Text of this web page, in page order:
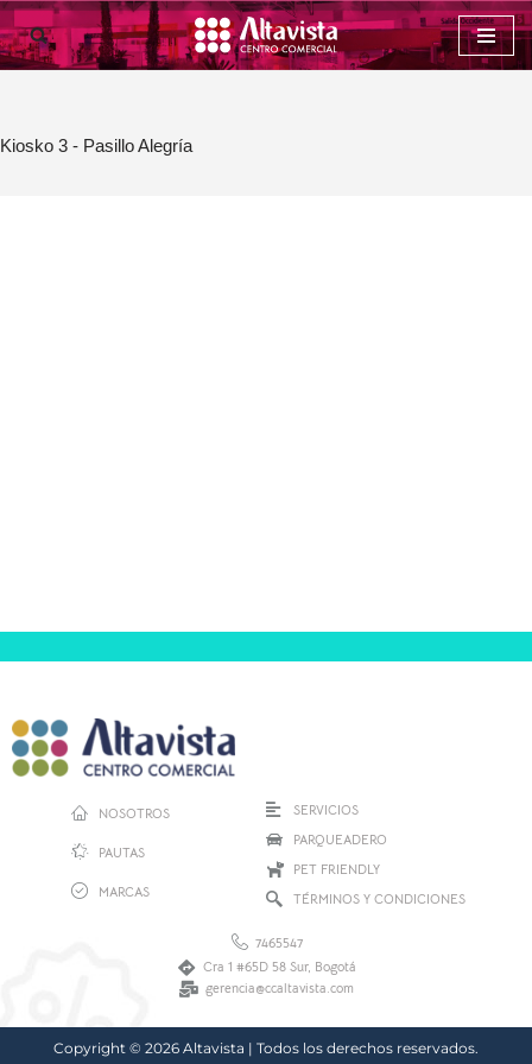
Saltar
Kiosko 3 - Pasillo Alegría
NOSOTROS
PAUTAS
MARCAS
SERVICIOS
PARQUEADERO
PET FRIENDLY
TÉRMINOS Y CONDICIONES
7465547
Cra 1 #65D 58 Sur, Bogotá
gerencia@ccaltavista.com
Copyright © 2026 Altavista | Todos los derechos reservados.